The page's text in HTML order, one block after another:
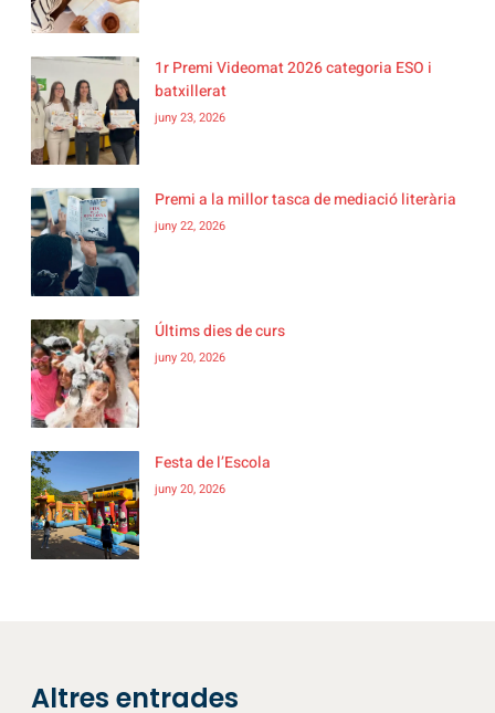
1r Premi Videomat 2026 categoria ESO i
batxillerat
juny 23, 2026
Premi a la millor tasca de mediació literària
juny 22, 2026
Últims dies de curs
juny 20, 2026
Festa de l’Escola
juny 20, 2026
Altres entrades